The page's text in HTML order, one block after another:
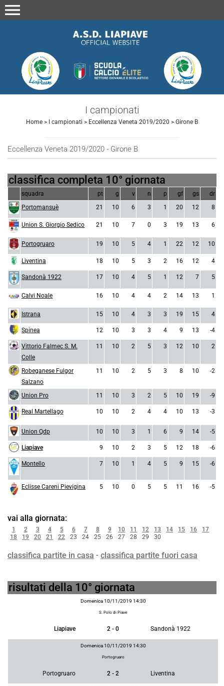
menu
I campionati
Home > I campionati > Eccellenza Veneta 2019/2020 > Girone B
Eccellenza Veneta 2019/2020 - Girone B
classifica completa 10° giornata
squadra pt g v n p gf gs
dr
Portomansuè
21 10 6 3 1 20 12 8
Union S. Giorgio Sedico 21 10 7 0 3 19 13 6
Portogruaro 19 10 5 4 1 22 12 10
Liventina 18 10 5 3 2 16 12 4
Sandonà 1922 17 10 4 5 1 12 7 5
Calvi Noale 16 10 4 4 2 14 13 1
Istrana 15 10 4 3 3 19 15 4
Spinea 12 10 3 3 4 9 13 -4
Vittorio Falmec S. M.
Colle
11 10 2 5 3 12 10 2
Robeganese Fulgor
Salzano
11 10 2 5 3 8 10 -2
Union Pro 11 10 3 2 5 10 19 -9
Real Martellago 10 10 2 4 4 10 13 -3
Union Qdp 10 10 3 1 6 9 14 -5
Liapiave 9 10 2 3 5 12 18 -6
Montello 7 10 1 4 5 9 15 -6
Eclisse Careni Pievigina 5 10 0 5 5 11 16 -5
vai alla giornata:
1 2 3 4 5 6 7 8 9 10 11 12 13 14 15 16
17
18
19 20 21 22 23 24 25 26 27 28 29 30
classifica partite in casa - classifica partite fuori casa
risultati della 10° giornata
Domenica 10/11/2019 14:30
S. Polo di Piave
Liapiave 2 - 0 Sandonà 1922
Domenica 10/11/2019 14:30
Portogruaro
Portogruaro 2 - 2 Liventina